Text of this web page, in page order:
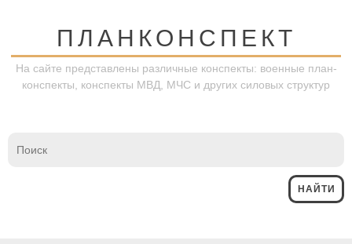
ПЛАНКОНСПЕКТ
На сайте представлены различные конспекты: военные план-
конспекты, конспекты МВД, МЧС и других силовых структур